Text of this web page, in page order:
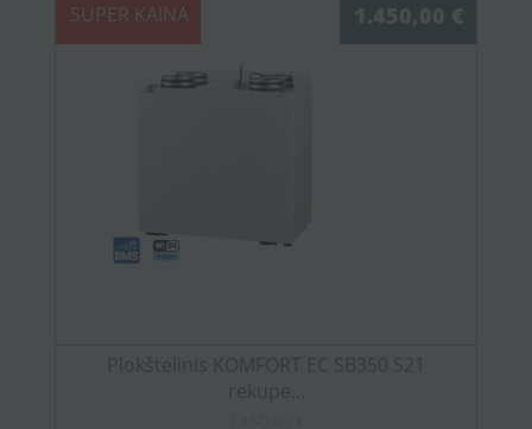
SUPER KAINA 1.450,00 €
Plokštelinis KOMFORT EC SB350 S21
rekupe...